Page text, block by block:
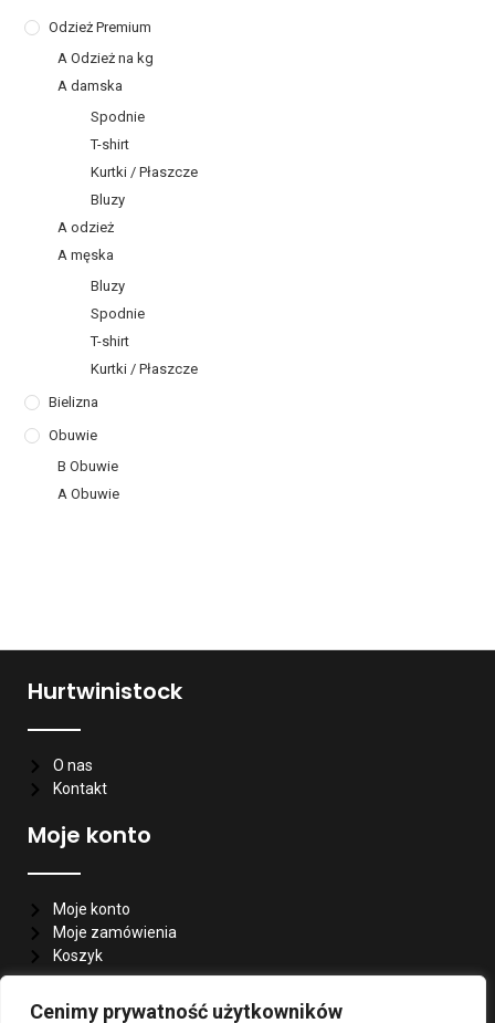
Cenimy prywatność użytkowników
Odzież Premium
A Odzież na kg
A damska
Spodnie
T-shirt
Kurtki / Płaszcze
Bluzy
A odzież
A męska
Bluzy
Spodnie
T-shirt
Kurtki / Płaszcze
Bielizna
Obuwie
B Obuwie
A Obuwie
Hurtwinistock
O nas
Kontakt
Moje konto
Moje konto
Moje zamówienia
Koszyk
Informacje